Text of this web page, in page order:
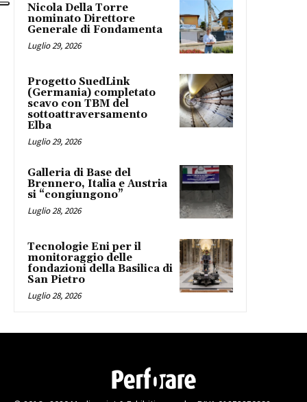
Nicola Della Torre
nominato Direttore
Generale di Fondamenta
Luglio 29, 2026
Progetto SuedLink
(Germania) completato
scavo con TBM del
sottoattraversamento
Elba
Luglio 29, 2026
Galleria di Base del
Brennero, Italia e Austria
si “congiungono”
Luglio 28, 2026
Tecnologie Eni per il
monitoraggio delle
fondazioni della Basilica di
San Pietro
Luglio 28, 2026